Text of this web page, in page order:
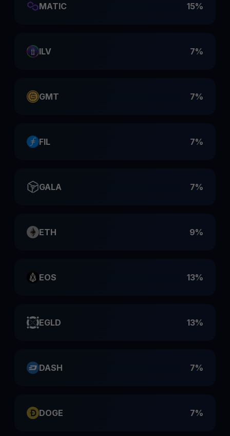
MATIC 15%
ILV 7%
GMT 7%
FIL 7%
GALA 7%
ETH 9%
EOS 13%
EGLD 13%
DASH 7%
DOGE 7%